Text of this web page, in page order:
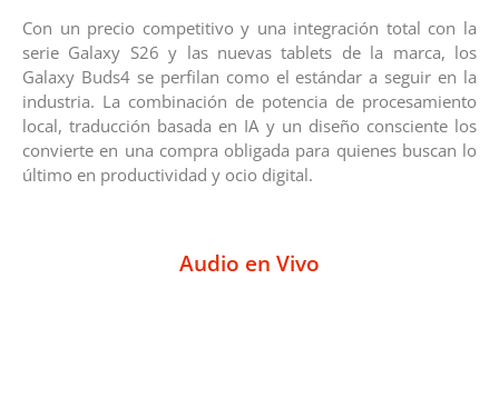
Con un precio competitivo y una integración total con la
serie Galaxy S26 y las nuevas tablets de la marca, los
Galaxy Buds4 se perfilan como el estándar a seguir en la
industria. La combinación de potencia de procesamiento
local, traducción basada en IA y un diseño consciente los
convierte en una compra obligada para quienes buscan lo
último en productividad y ocio digital.
Audio en Vivo